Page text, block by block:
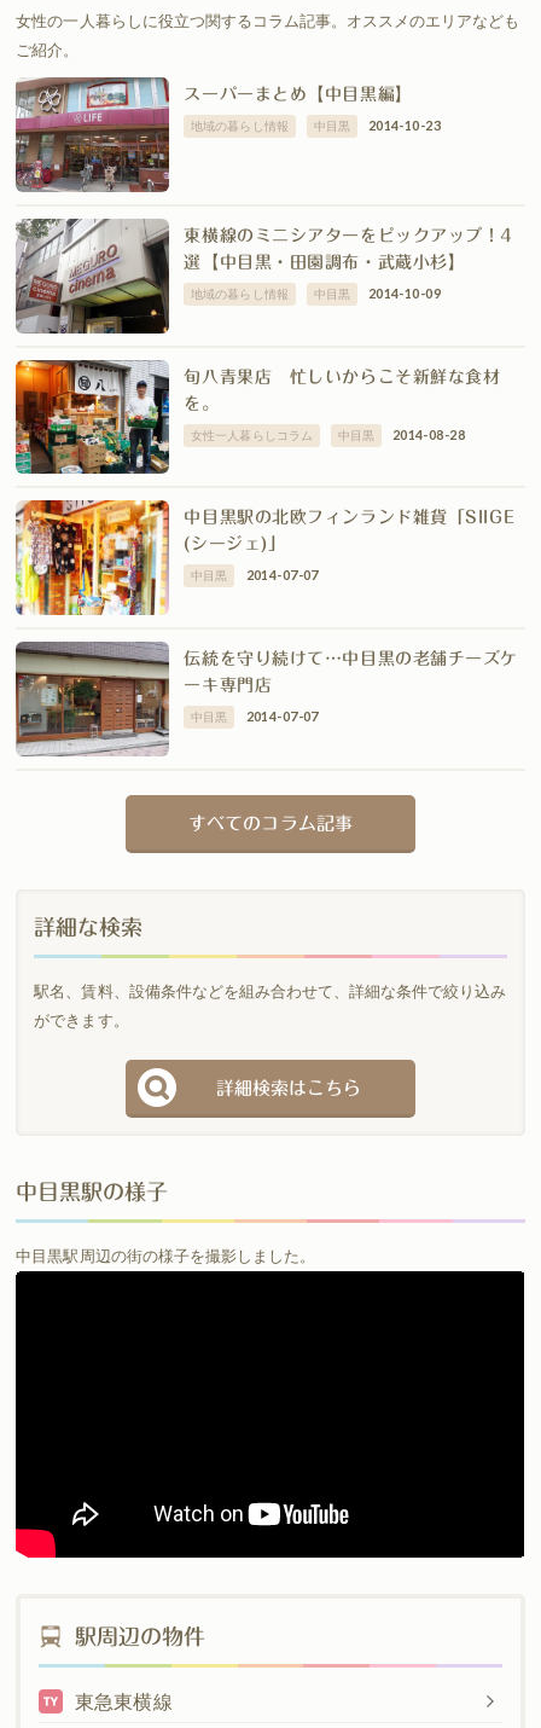
女性の一人暮らしに役立つ関するコラム記事。オススメのエリアなども
ご紹介。
スーパーまとめ【中目黒編】
地域の暮らし情報 中目黒 2014-10-23
東横線のミニシアターをピックアップ！4
選【中目黒・田園調布・武蔵小杉】
地域の暮らし情報 中目黒 2014-10-09
旬八青果店 忙しいからこそ新鮮な食材
を。
女性一人暮らしコラム 中目黒 2014-08-28
中目黒駅の北欧フィンランド雑貨「SIIGE
(シージェ)」
中目黒 2014-07-07
伝統を守り続けて…中目黒の老舗チーズケ
ーキ専門店
中目黒 2014-07-07
すべてのコラム記事
詳細な検索
駅名、賃料、設備条件などを組み合わせて、詳細な条件で絞り込み
ができます。
詳細検索はこちら
中目黒駅の様子
中目黒駅周辺の街の様子を撮影しました。
駅周辺の物件
東急東横線